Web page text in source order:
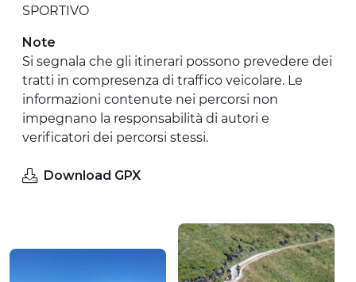
SPORTIVO
Note
Si segnala che gli itinerari possono prevedere dei
tratti in compresenza di traffico veicolare. Le
informazioni contenute nei percorsi non
impegnano la responsabilità di autori e
verificatori dei percorsi stessi.
Download GPX